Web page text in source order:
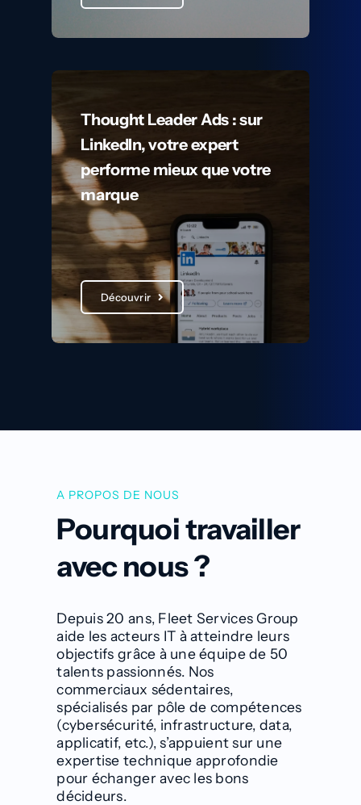
Thought Leader Ads : sur
LinkedIn, votre expert
performe mieux que votre
marque
Découvrir
A PROPOS DE NOUS
Pourquoi travailler
avec nous ?
Depuis 20 ans, Fleet Services Group
aide les acteurs IT à atteindre leurs
objectifs grâce à une équipe de 50
talents passionnés. Nos
commerciaux sédentaires,
spécialisés par pôle de compétences
(cybersécurité, infrastructure, data,
applicatif, etc.), s’appuient sur une
expertise technique approfondie
pour échanger avec les bons
décideurs.